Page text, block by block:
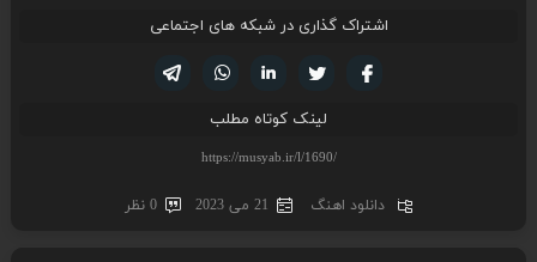
اشتراک گذاری در شبکه های اجتماعی
لینکدین تویتر
فیسوک
لینک کوتاه مطلب
دانلود اهنگ 21 می 2023 0 نظر